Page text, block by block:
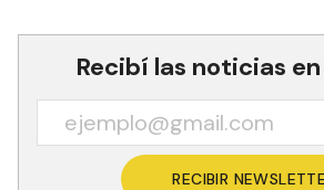
Recibí las noticias
RECIBIR